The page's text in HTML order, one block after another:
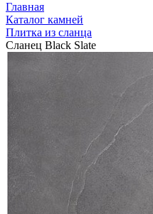
Главная
Каталог камней
Плитка из сланца
Сланец Black Slate